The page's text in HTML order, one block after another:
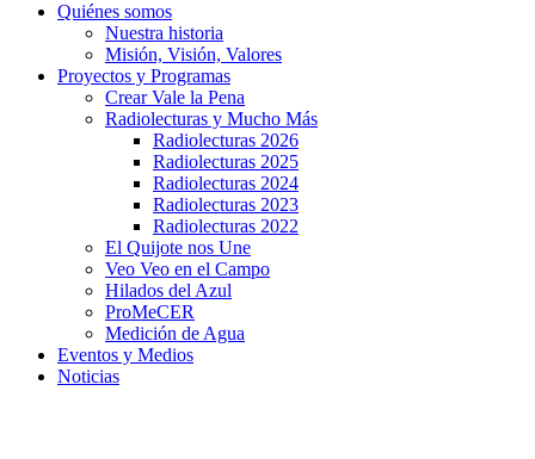
Quiénes somos
Nuestra historia
Misión, Visión, Valores
Proyectos y Programas
Crear Vale la Pena
Radiolecturas y Mucho Más
Radiolecturas 2026
Radiolecturas 2025
Radiolecturas 2024
Radiolecturas 2023
Radiolecturas 2022
El Quijote nos Une
Veo Veo en el Campo
Hilados del Azul
ProMeCER
Medición de Agua
Eventos y Medios
Noticias